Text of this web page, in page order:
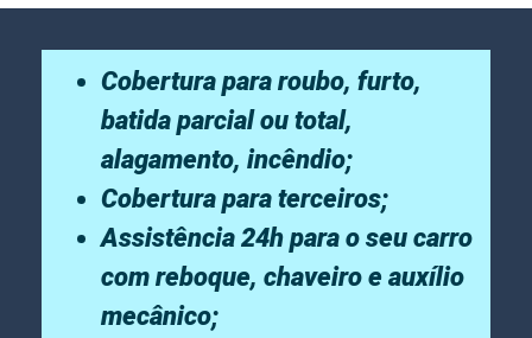
Cobertura para roubo, furto,
batida parcial ou total,
alagamento, incêndio;
Cobertura para terceiros;
Assistência 24h para o seu carro
com reboque, chaveiro e auxílio
mecânico;